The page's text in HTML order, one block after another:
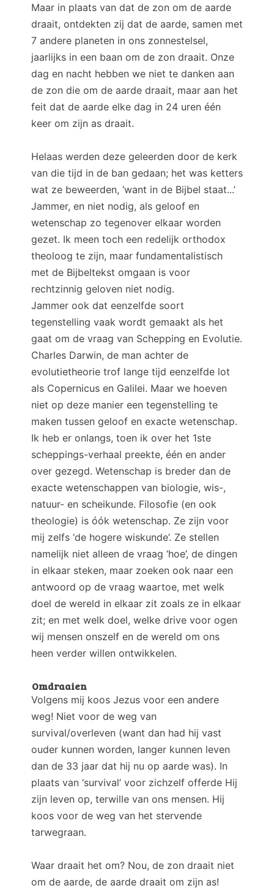
Maar in plaats van dat de zon om de aarde
draait, ontdekten zij dat de aarde, samen met
7 andere planeten in ons zonnestelsel,
jaarlijks in een baan om de zon draait. Onze
dag en nacht hebben we niet te danken aan
de zon die om de aarde draait, maar aan het
feit dat de aarde elke dag in 24 uren één
keer om zijn as draait.
Helaas werden deze geleerden door de kerk
van die tijd in de ban gedaan; het was ketters
wat ze beweerden, ‘want in de Bijbel staat...’
Jammer, en niet nodig, als geloof en
wetenschap zo tegenover elkaar worden
gezet. Ik meen toch een redelijk orthodox
theoloog te zijn, maar fundamentalistisch
met de Bijbeltekst omgaan is voor
rechtzinnig geloven niet nodig.
Jammer ook dat eenzelfde soort
tegenstelling vaak wordt gemaakt als het
gaat om de vraag van Schepping en Evolutie.
Charles Darwin, de man achter de
evolutietheorie trof lange tijd eenzelfde lot
als Copernicus en Galilei. Maar we hoeven
niet op deze manier een tegenstelling te
maken tussen geloof en exacte wetenschap.
Ik heb er onlangs, toen ik over het 1ste
scheppings-verhaal preekte, één en ander
over gezegd. Wetenschap is breder dan de
exacte wetenschappen van biologie, wis-,
natuur- en scheikunde. Filosofie (en ook
theologie) is óók wetenschap. Ze zijn voor
mij zelfs ‘de hogere wiskunde’. Ze stellen
namelijk niet alleen de vraag ‘hoe’, de dingen
in elkaar steken, maar zoeken ook naar een
antwoord op de vraag waartoe, met welk
doel de wereld in elkaar zit zoals ze in elkaar
zit; en met welk doel, welke drive voor ogen
wij mensen onszelf en de wereld om ons
heen verder willen ontwikkelen.
Omdraaien
Volgens mij koos Jezus voor een andere
weg! Niet voor de weg van
survival/overleven (want dan had hij vast
ouder kunnen worden, langer kunnen leven
dan de 33 jaar dat hij nu op aarde was). In
plaats van ‘survival’ voor zichzelf offerde Hij
zijn leven op, terwille van ons mensen. Hij
koos voor de weg van het stervende
tarwegraan.
Waar draait het om? Nou, de zon draait niet
om de aarde, de aarde draait om zijn as!